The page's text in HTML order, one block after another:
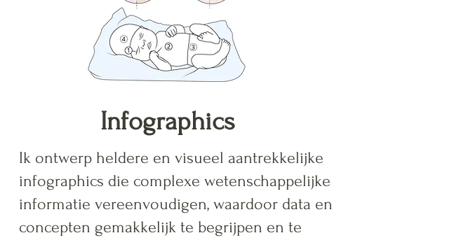
Infographics
Ik ontwerp heldere en visueel aantrekkelijke
infographics die complexe wetenschappelijke
informatie vereenvoudigen, waardoor data en
concepten gemakkelijk te begrijpen en te